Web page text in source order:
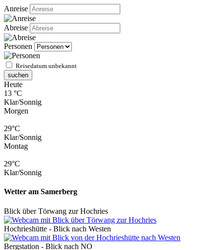
Anreise
Abreise
Personen
Reisedatum unbekannt
suchen
Heute
13 °C
Klar/Sonnig
Morgen
29°C
Klar/Sonnig
Montag
29°C
Klar/Sonnig
Wetter am Samerberg
Blick über Törwang zur Hochries
Hochrieshütte - Blick nach Westen
Bergstation - Blick nach NO